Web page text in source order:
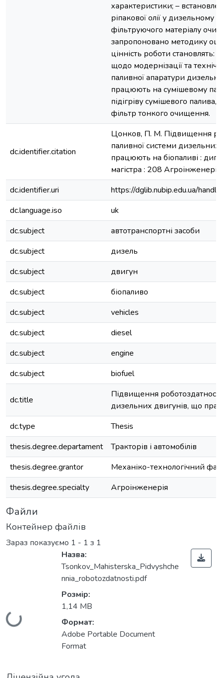
характеристики; –
ріпакової олії у дизельному
фільтруючого матеріалу
запропоновано методику
цінність роботи становлять:
щодо модернізації та
паливної апаратури
працюють на сумішевому
підігріву сумішевого
фільтр тонкого очищення.
dc.identifier.citation
Цонков, П. М. Підвищення
паливної системи
працюють на біопаливі :
магістра : 208
dc.identifier.uri
https://dglib.nubip.edu.ua/
dc.language.iso
uk
dc.subject
автотранспортні засоби
dc.subject
дизель
dc.subject
двигун
dc.subject
біопаливо
dc.subject
vehicles
dc.subject
diesel
dc.subject
engine
dc.subject
biofuel
dc.title
Підвищення
дизельних двигунів, що
dc.type
Thesis
thesis.degree.departament
Тракторів і автомобілів
thesis.degree.grantor
Механіко-технологічний
thesis.degree.specialty
Агроінженерія
Файли
Контейнер файлів
Зараз показуємо 1 - 1 з 1
Вантажиться...
Назва:
Tsonkov_Mahisterska_Pidvyshche
nnia_robotozdatnosti.pdf
Розмір:
1,14 MB
Формат:
Adobe Portable Document
Format